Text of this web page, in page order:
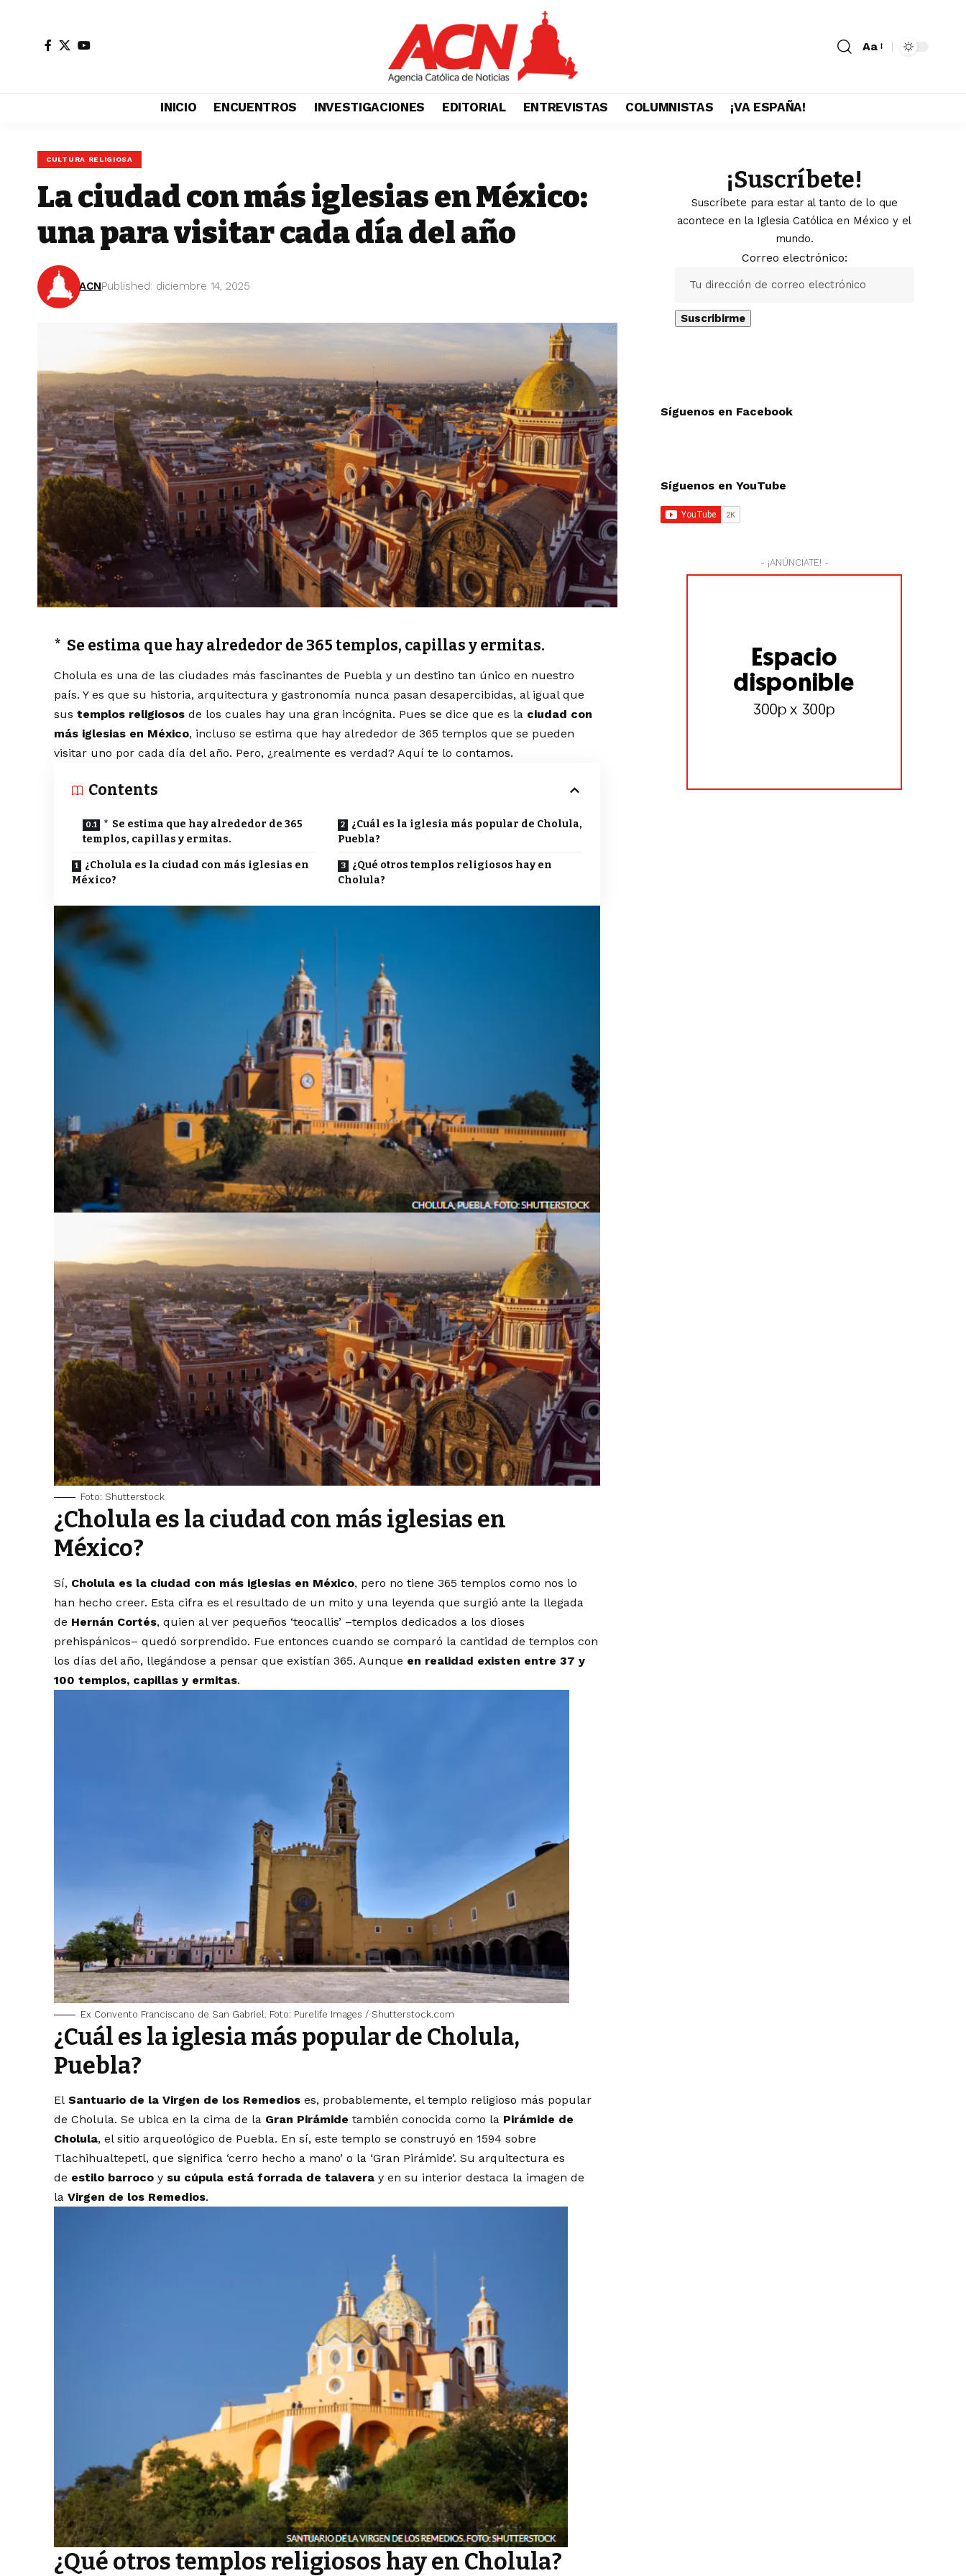
Aa
INICIO ENCUENTROS INVESTIGACIONES EDITORIAL ENTREVISTAS COLUMNISTAS ¡VA ESPAÑA!
CULTURA RELIGIOSA
La ciudad con más iglesias en México:
una para visitar cada día del año
ACNPublished: diciembre 14, 2025
* Se estima que hay alrededor de 365 templos, capillas y ermitas.
Cholula es una de las ciudades más fascinantes de Puebla y un destino tan único en nuestro
país. Y es que su historia, arquitectura y gastronomía nunca pasan desapercibidas, al igual que
sustemplos religiosos de los cuales hay una gran incógnita. Pues se dice que es la ciudad con
más iglesias en México, incluso se estima que hay alrededor de 365 templos que se pueden
visitar uno por cada día del año. Pero, ¿realmente es verdad? Aquí te lo contamos.
Contents
* Se estima que hay alrededor de 365
templos, capillas y ermitas.
¿Cholula es la ciudad con más iglesias en
México?
¿Cuál es la iglesia más popular de Cholula,
Puebla?
¿Qué otros templos religiosos hay en
Cholula?
Foto: Shutterstock
¿Cholula es la ciudad con más iglesias en
México?
Sí, Cholula es la ciudad con más iglesias en México, pero no tiene 365 templos como nos lo
han hecho creer. Esta cifra es el resultado de un mito y una leyenda que surgió ante la llegada
de Hernán Cortés, quien al ver pequeños ‘teocallis’ –templos dedicados a los dioses
prehispánicos– quedó sorprendido. Fue entonces cuando se comparó la cantidad de templos con
los días del año, llegándose a pensar que existían 365. Aunque en realidad existen entre 37 y
100 templos, capillas y ermitas.
Ex Convento Franciscano de San Gabriel. Foto: Purelife Images / Shutterstock.com
¿Cuál es la iglesia más popular de Cholula,
Puebla?
ElSantuario de la Virgen de los Remedios es, probablemente, el templo religioso más popular
de Cholula. Se ubica en la cima de la Gran Pirámide también conocida como la Pirámide de
Cholula, el sitio arqueológico de Puebla. En sí, este templo se construyó en 1594 sobre
Tlachihualtepetl, que significa ‘cerro hecho a mano’ o la ‘Gran Pirámide’. Su arquitectura es
de estilo barroco y su cúpula está forrada de talaveray en su interior destaca la imagen de
laVirgen de los Remedios.
¿Qué otros templos religiosos hay en Cholula?
¡Suscríbete!
Suscríbete para estar al tanto de lo que
acontece en la Iglesia Católica en México y el
mundo.
Correo electrónico:
Síguenos en Facebook
Síguenos en YouTube
- ¡ANÚNCIATE! -